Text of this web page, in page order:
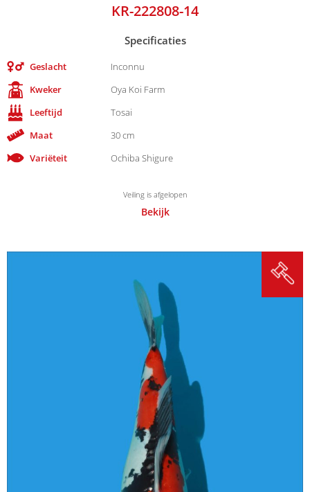
KR-222808-14
Specificaties
Geslacht
Inconnu
Kweker
Oya Koi Farm
Leeftijd
Tosai
Maat
30 cm
Variëteit
Ochiba Shigure
Veiling is afgelopen
Bekijk